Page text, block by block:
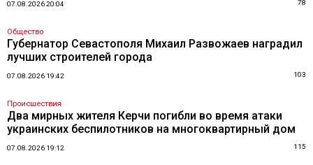
07.08.2026 20:04 78
Общество
Губернатор Севастополя Михаил Развожаев наградил
лучших строителей города
07.08.2026 19:42 103
Происшествия
Два мирных жителя Керчи погибли во время атаки
украинских беспилотников на многоквартирный дом
07.08.2026 19:12 115